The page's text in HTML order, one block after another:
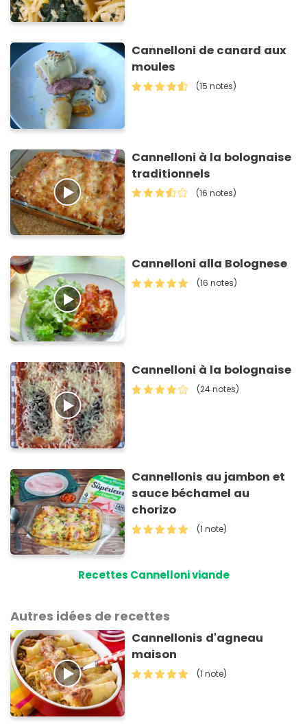
Cannelloni de canard aux
moules
(15 notes)
Cannelloni à la bolognaise
traditionnels
(16 notes)
Cannelloni alla Bolognese
(16 notes)
Cannelloni à la bolognaise
(24 notes)
Cannellonis au jambon et
sauce béchamel au
chorizo
(1 note)
Recettes Cannelloni viande
Autres idées de recettes
Cannellonis d'agneau
maison
(1 note)